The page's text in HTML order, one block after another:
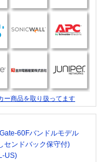
ー商品を取り扱ってます
60Fバンドルモデル
センドバック保守付)
US)